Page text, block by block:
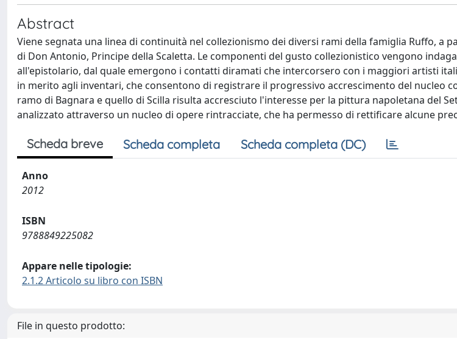
Abstract
Viene segnata una linea di continuità nel collezionismo dei diversi rami della famiglia Ruffo, a
di Don Antonio, Principe della Scaletta. Le componenti del gusto collezionistico vengono
all'epistolario, dal quale emergono i contatti diramati che intercorsero con i maggiori artisti
in merito agli inventari, che consentono di registrare il progressivo accrescimento del nucleo
ramo di Bagnara e quello di Scilla risulta accresciuto l'interesse per la pittura napoletana del
analizzato attraverso un nucleo di opere rintracciate, che ha permesso di rettificare alcune
Scheda breve Scheda completa Scheda completa (DC)
Anno
2012
ISBN
9788849225082
Appare nelle tipologie:
2.1.2 Articolo su libro con ISBN
File in questo prodotto: